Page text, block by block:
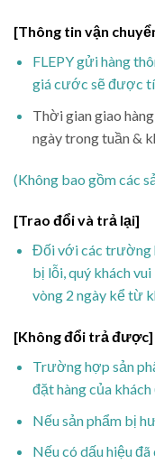
[Thông tin vận
FLEPY gửi hàng
giá cước sẽ được
Thời gian giao
ngày trong tuần &
(Không bao gồm các
[Trao đổi và trả lại]
Đối với các trường
bị lỗi, quý khách
vòng 2 ngày kể từ
[Không đổi trả được]
Trường hợp sản
đặt hàng của
Nếu sản phẩm bị
Nếu có dấu hiệu